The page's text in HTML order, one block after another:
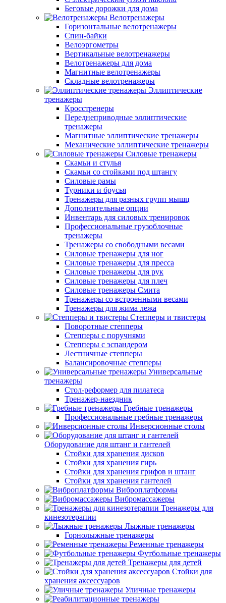
Беговые дорожки для дома
Велотренажеры
Горизонтальные велотренажеры
Спин-байки
Велоэргометры
Вертикальные велотренажеры
Велотренажеры для дома
Магнитные велотренажеры
Складные велотренажеры
Эллиптические
тренажеры
Кросстренеры
Переднеприводные эллиптические
тренажеры
Магнитные эллиптические тренажеры
Механические эллиптические тренажеры
Силовые тренажеры
Скамьи и стулья
Скамьи со стойками под штангу
Силовые рамы
Турники и брусья
Тренажеры для разных групп мышц
Дополнительные опции
Инвентарь для силовых тренировок
Профессиональные грузоблочные
тренажеры
Тренажеры со свободными весами
Силовые тренажеры для ног
Силовые тренажеры для пресса
Силовые тренажеры для рук
Силовые тренажеры для плеч
Силовые тренажеры Смита
Тренажеры со встроенными весами
Тренажеры для жима лежа
Степперы и твистеры
Поворотные степперы
Степперы с поручнями
Степперы с эспандером
Лестничные степперы
Балансировочные степперы
Универсальные
тренажеры
Стол-реформер для пилатеса
Тренажер-наездник
Гребные тренажеры
Профессиональные гребные тренажеры
Инверсионные столы
Оборудование для штанг и гантелей
Стойки для хранения дисков
Стойки для хранения гирь
Стойки для хранения грифов и штанг
Стойки для хранения гантелей
Виброплатформы
Вибромассажеры
Тренажеры для
кинезотерапии
Лыжные тренажеры
Горнолыжные тренажеры
Ременные тренажеры
Футбольные тренажеры
Тренажеры для детей
Стойки для
хранения аксессуаров
Уличные тренажеры